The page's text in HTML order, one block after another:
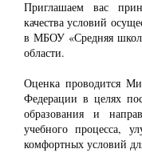
Приглашаем вас
качества условий
в МБОУ «Средняя
области.
Оценка проводится
Федерации в целях
образования и
учебного процесса,
комфортных условий